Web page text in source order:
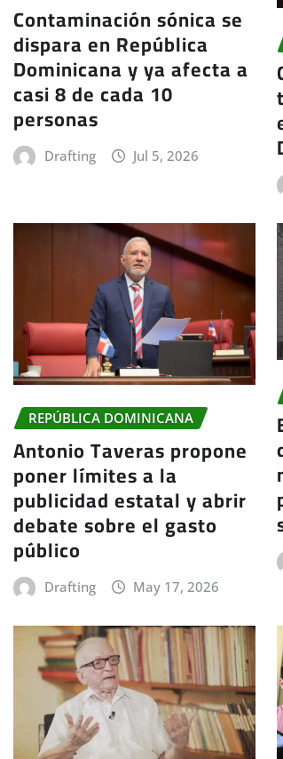
Contaminación sónica se
dispara en República
Dominicana y ya afecta a
casi 8 de cada 10
personas
Drafting Jul 5, 2026
REPÚBLICA DOMINICANA
Antonio Taveras propone
poner límites a la
publicidad estatal y abrir
debate sobre el gasto
público
Drafting May 17, 2026